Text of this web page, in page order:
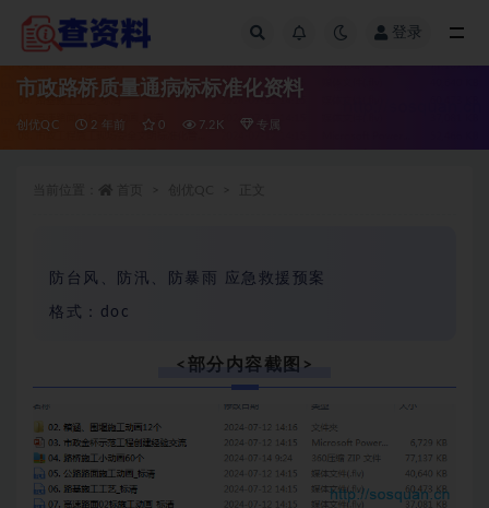
登录
市政路桥质量通病标标准化资料
创优QC 2 年前 0 7.2K 专属
防台风、防汛、防暴雨 应急救援预案
格式：doc
<部分内容截图>